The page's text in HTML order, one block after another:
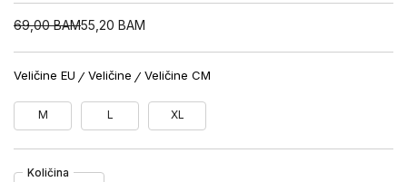
69,00 BAM55,20 BAM
Veličine EU Veličine Veličine CM
M L XL
Količina